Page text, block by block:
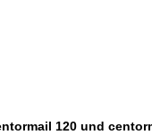
120 und